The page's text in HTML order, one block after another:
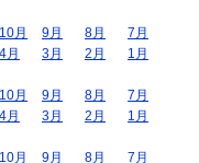
10月 9月 8月
7月
4月 3月 2月
1月
10月 9月 8月
7月
4月 3月 2月
1月
10月 9月 8月 7月